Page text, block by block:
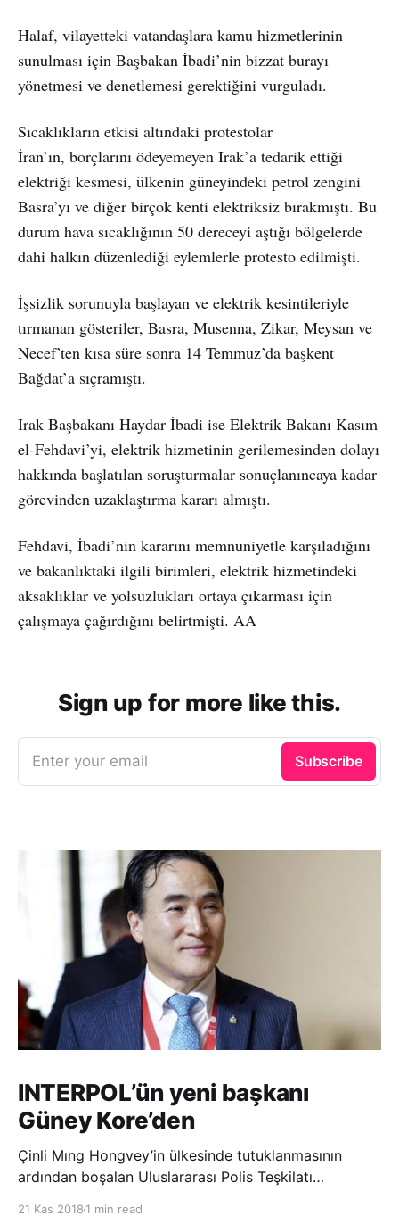
Halaf, vilayetteki vatandaşlara kamu hizmetlerinin
sunulması için Başbakan İbadi’nin bizzat burayı
yönetmesi ve denetlemesi gerektiğini vurguladı.
Sıcaklıkların etkisi altındaki protestolar
İran’ın, borçlarını ödeyemeyen Irak’a tedarik ettiği
elektriği kesmesi, ülkenin güneyindeki petrol zengini
Basra’yı ve diğer birçok kenti elektriksiz bırakmıştı. Bu
durum hava sıcaklığının 50 dereceyi aştığı bölgelerde
dahi halkın düzenlediği eylemlerle protesto edilmişti.
İşsizlik sorunuyla başlayan ve elektrik kesintileriyle
tırmanan gösteriler, Basra, Musenna, Zikar, Meysan ve
Necef’ten kısa süre sonra 14 Temmuz’da başkent
Bağdat’a sıçramıştı.
Irak Başbakanı Haydar İbadi ise Elektrik Bakanı Kasım
el-Fehdavi’yi, elektrik hizmetinin gerilemesinden dolayı
hakkında başlatılan soruşturmalar sonuçlanıncaya kadar
görevinden uzaklaştırma kararı almıştı.
Fehdavi, İbadi’nin kararını memnuniyetle karşıladığını
ve bakanlıktaki ilgili birimleri, elektrik hizmetindeki
aksaklıklar ve yolsuzlukları ortaya çıkarması için
çalışmaya çağırdığını belirtmişti. AA
Sign up for more like this.
Enter your email Subscribe
INTERPOL’ün yeni başkanı
Güney Kore’den
Çinli Mıng Hongvey’in ülkesinde tutuklanmasının
ardından boşalan Uluslararası Polis Teşkilatı
21 Kas 2018 1 min read